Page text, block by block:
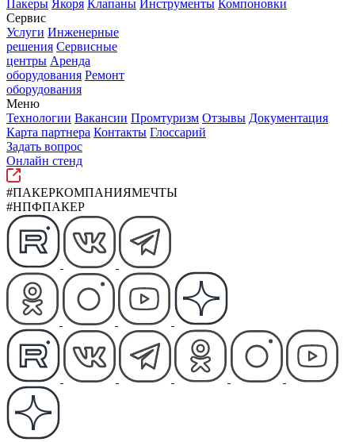
Пакеры Якоря Клапаны Инструменты Компоновки
Сервис
Услуги Инженерные
решения Сервисные
центры Аренда
оборудования Ремонт
оборудования
Меню
Технологии Вакансии Промтуризм Отзывы Документация
Карта партнера Контакты Глоссарий
Задать вопрос
Онлайн стенд
#ПАКЕРКОМПАНИЯМЕЧТЫ
#НПФПАКЕР